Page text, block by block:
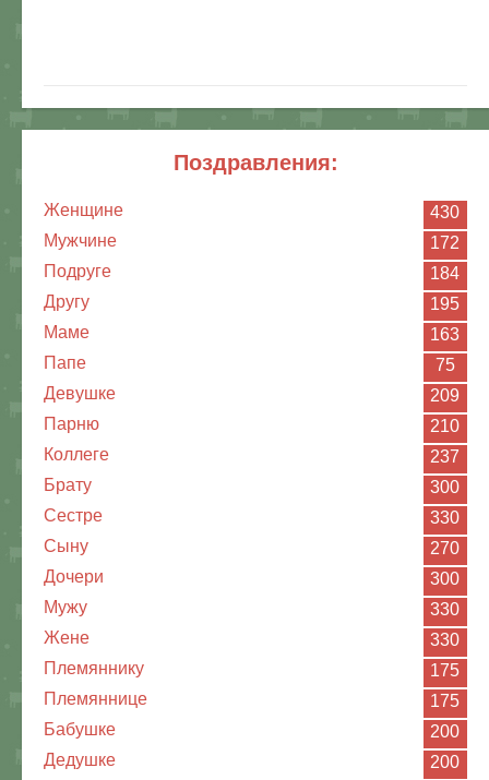
поздравления:
Женщине
430
Мужчине
172
Подруге
184
Другу
195
Маме
163
Папе
75
Девушке
209
Парню
210
Коллеге
237
Брату
300
Сестре
330
Сыну
270
Дочери
300
Мужу
330
Жене
330
Племяннику
175
Племяннице
175
Бабушке
200
Дедушке
200